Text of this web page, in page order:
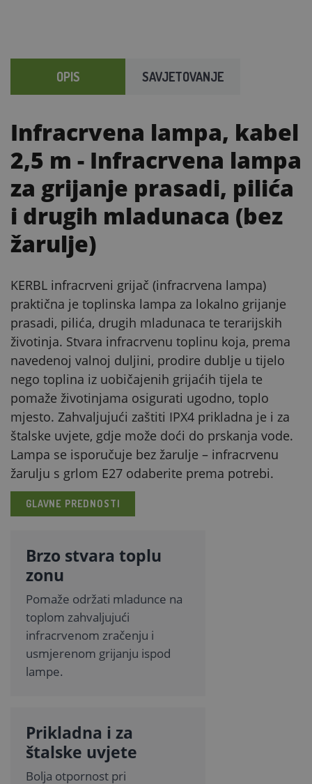
OPIS SAVJETOVANJE
Infracrvena lampa, kabel
2,5 m - Infracrvena lampa
za grijanje prasadi, pilića
i drugih mladunaca (bez
žarulje)
KERBL infracrveni grijač (infracrvena lampa)
praktična je toplinska lampa za lokalno grijanje
prasadi, pilića, drugih mladunaca te terarijskih
životinja. Stvara infracrvenu toplinu koja, prema
navedenoj valnoj duljini, prodire dublje u tijelo
nego toplina iz uobičajenih grijaćih tijela te
pomaže životinjama osigurati ugodno, toplo
mjesto. Zahvaljujući zaštiti IPX4 prikladna je i za
štalske uvjete, gdje može doći do prskanja vode.
Lampa se isporučuje bez žarulje – infracrvenu
žarulju s grlom E27 odaberite prema potrebi.
GLAVNE PREDNOSTI
Brzo stvara toplu
zonu
Pomaže održati mladunce na
toplom zahvaljujući
infracrvenom zračenju i
usmjerenom grijanju ispod
lampe.
Prikladna i za
štalske uvjete
Bolja otpornost pri